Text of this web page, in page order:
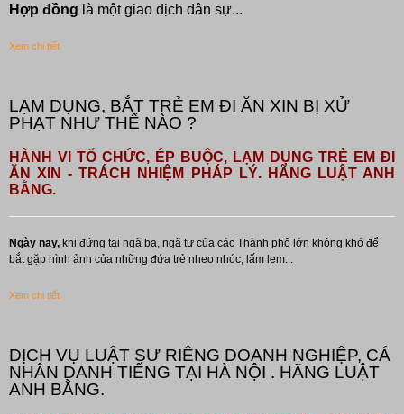
Hợp đồng là một giao dịch dân sự...
Xem chi tiết
LẠM DỤNG, BẮT TRẺ EM ĐI ĂN XIN BỊ XỬ
PHẠT NHƯ THẾ NÀO ?
HÀNH VI TỔ CHỨC, ÉP BUỘC, LẠM DỤNG TRẺ EM ĐI
ĂN XIN - TRÁCH NHIỆM PHÁP LÝ. HÃNG LUẬT ANH
BẰNG.
Ngày nay, khi đứng tại ngã ba, ngã tư của các Thành phố lớn không khó để
bắt gặp hình ảnh của những đứa trẻ nheo nhóc, lấm lem...
Xem chi tiết
DỊCH VỤ LUẬT SƯ RIÊNG DOANH NGHIỆP, CÁ
NHÂN DANH TIẾNG TẠI HÀ NỘI . HÃNG LUẬT
ANH BẰNG.